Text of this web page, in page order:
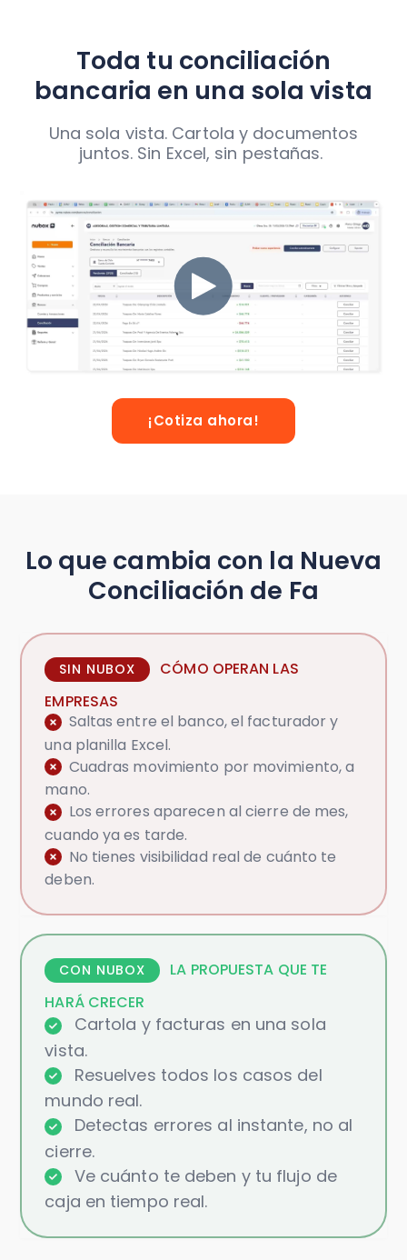
Toda tu conciliación
bancaria en una sola vista
Una sola vista. Cartola y documentos
juntos. Sin Excel, sin pestañas.
¡Cotiza ahora!
Lo que cambia con la Nueva
Conciliación de Fa
SIN NUBOX
CÓMO OPERAN LAS
EMPRESAS
Saltas entre el banco, el facturador y
una planilla Excel.
Cuadras movimiento por movimiento, a
mano.
Los errores aparecen al cierre de mes,
cuando ya es tarde.
No tienes visibilidad real de cuánto te
deben.
CON NUBOX
LA PROPUESTA QUE TE
HARÁ CRECER
Cartola y facturas en una sola
vista.
Resuelves todos los casos del
mundo real.
Detectas errores al instante, no al
cierre.
Ve cuánto te deben y tu flujo de
caja en tiempo real.